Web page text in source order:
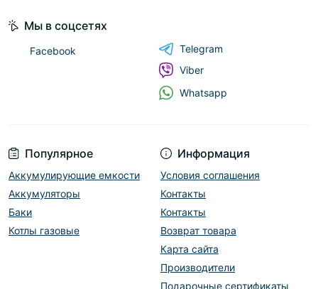
Популярное
Аккумулирующие емкости
Аккумуляторы
Баки
Котлы газовые
Информация
Условия соглашения
Контакты
Контакты
Возврат товара
Карта сайта
Производители
Подарочные сертификаты
Мы в соцсетях
Facebook
Telegram
Viber
Whatsapp